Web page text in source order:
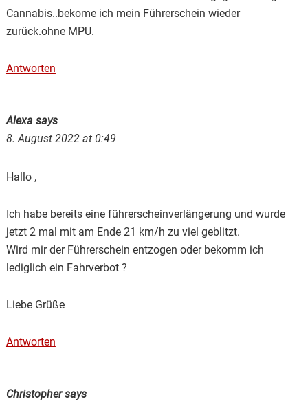
Cannabis..bekome ich mein Führerschein wieder
zurück.ohne MPU.
Antworten
Alexa says
8. August 2022 at 0:49
Hallo ,
Ich habe bereits eine führerscheinverlängerung und wurde
jetzt 2 mal mit am Ende 21 km/h zu viel geblitzt.
Wird mir der Führerschein entzogen oder bekomm ich
lediglich ein Fahrverbot ?
Liebe Grüße
Antworten
Christophersays